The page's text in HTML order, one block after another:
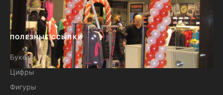
Арки из шариков
ПОЛЕЗНЫЕ ССЫЛКИ
Букеты
Цифры
Фигуры